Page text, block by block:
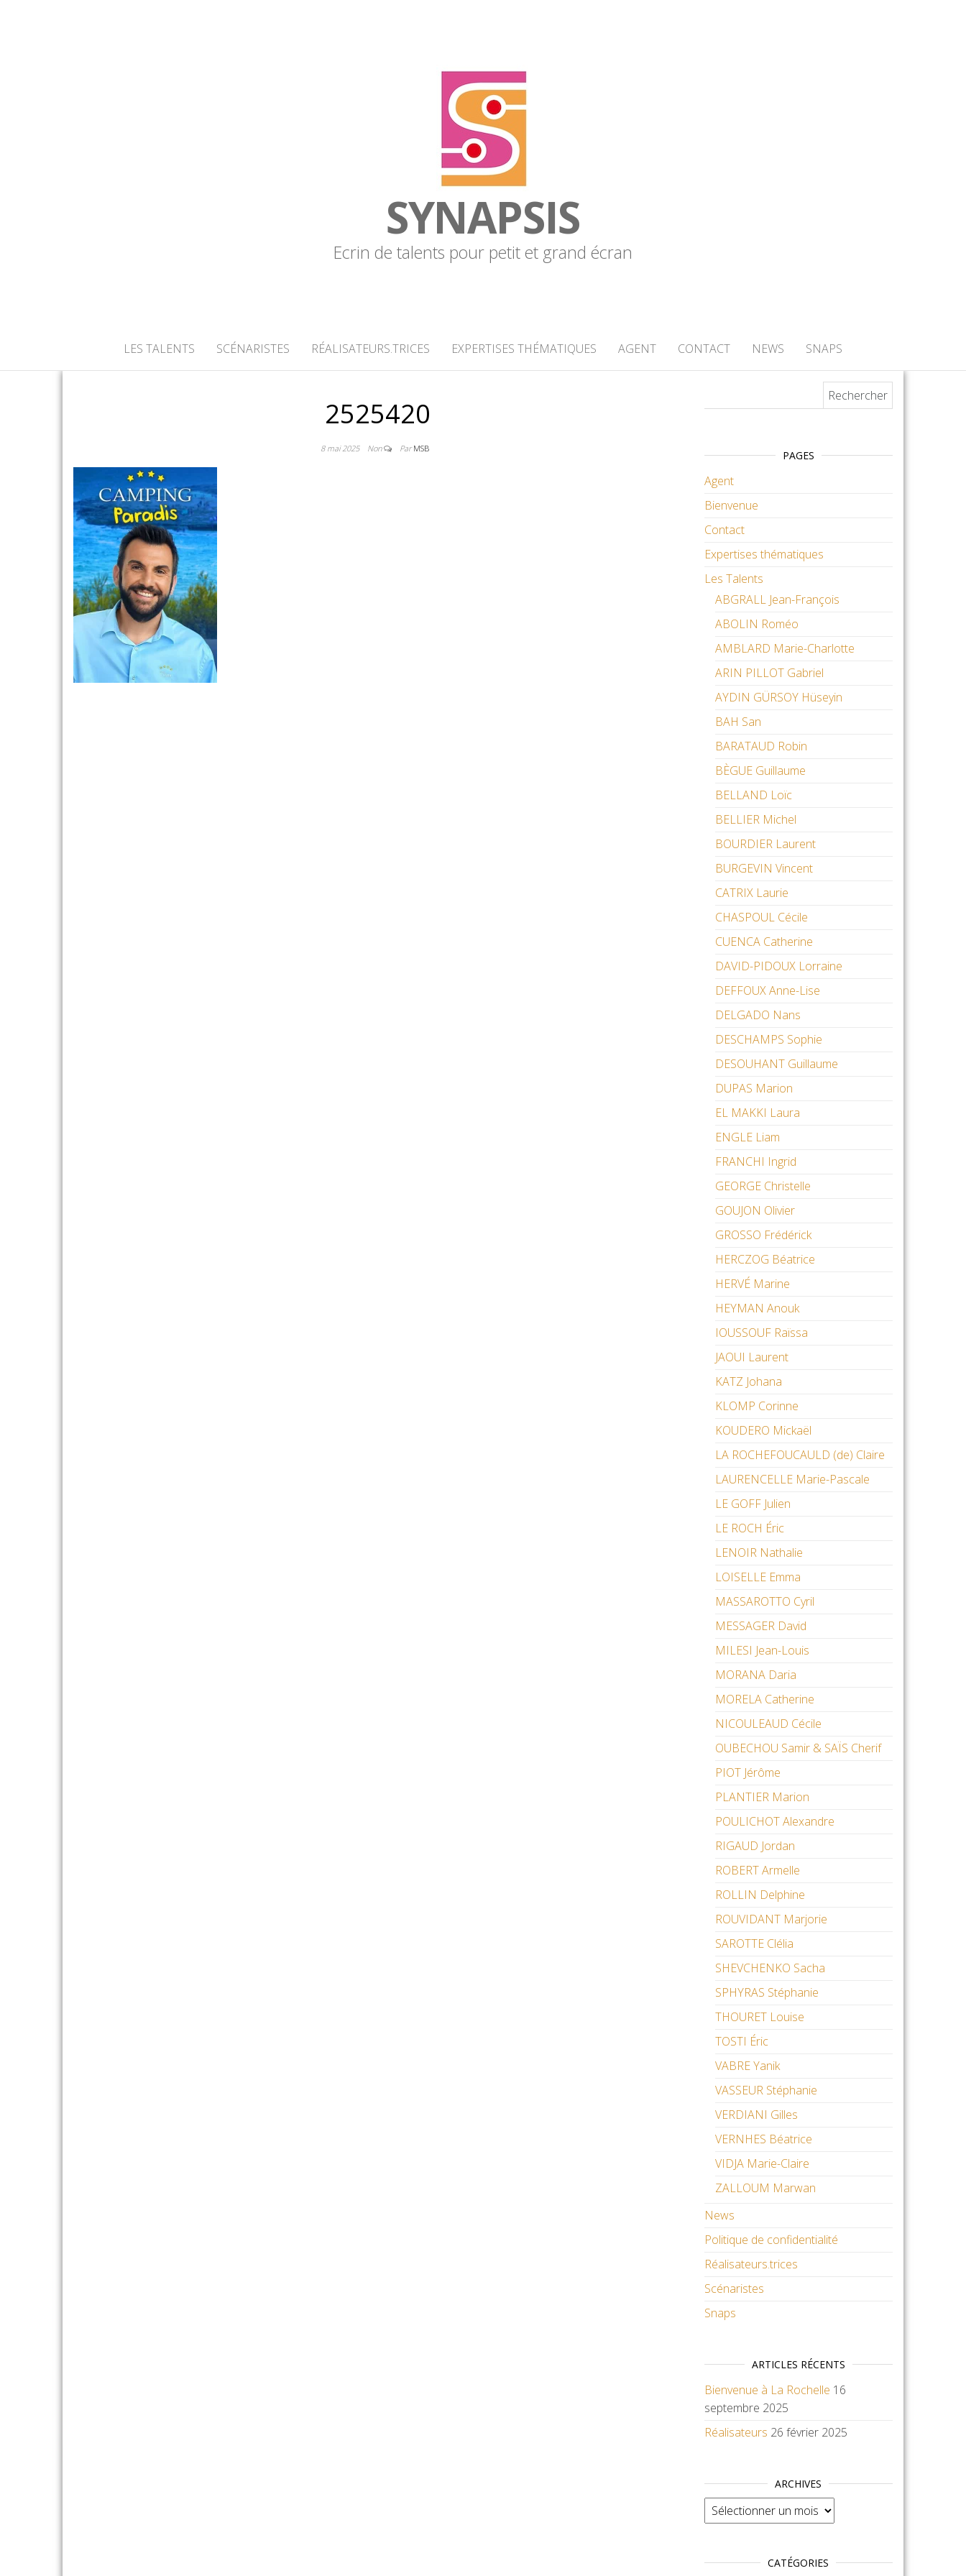
SYNAPSIS
Ecrin de talents pour petit et grand écran
LES TALENTS SCÉNARISTES RÉALISATEURS.TRICES EXPERTISES THÉMATIQUES AGENT CONTACT NEWS SNAPS
2525420
8 mai 2025 Non ParMSB
PAGES
Agent
Bienvenue
Contact
Expertises thématiques
Les Talents
ABGRALL Jean-François
ABOLIN Roméo
AMBLARD Marie-Charlotte
ARIN PILLOT Gabriel
AYDIN GÜRSOY Hüseyin
BAH San
BARATAUD Robin
BÈGUE Guillaume
BELLAND Loïc
BELLIER Michel
BOURDIER Laurent
BURGEVIN Vincent
CATRIX Laurie
CHASPOUL Cécile
CUENCA Catherine
DAVID-PIDOUX Lorraine
DEFFOUX Anne-Lise
DELGADO Nans
DESCHAMPS Sophie
DESOUHANT Guillaume
DUPAS Marion
EL MAKKI Laura
ENGLE Liam
FRANCHI Ingrid
GEORGE Christelle
GOUJON Olivier
GROSSO Frédérick
HERCZOG Béatrice
HERVÉ Marine
HEYMAN Anouk
IOUSSOUF Raïssa
JAOUI Laurent
KATZ Johana
KLOMP Corinne
KOUDERO Mickaël
LA ROCHEFOUCAULD (de) Claire
LAURENCELLE Marie-Pascale
LE GOFF Julien
LE ROCH Éric
LENOIR Nathalie
LOISELLE Emma
MASSAROTTO Cyril
MESSAGER David
MILESI Jean-Louis
MORANA Daria
MORELA Catherine
NICOULEAUD Cécile
OUBECHOU Samir & SAÏS Cherif
PIOT Jérôme
PLANTIER Marion
POULICHOT Alexandre
RIGAUD Jordan
ROBERT Armelle
ROLLIN Delphine
ROUVIDANT Marjorie
SAROTTE Clélia
SHEVCHENKO Sacha
SPHYRAS Stéphanie
THOURET Louise
TOSTI Éric
VABRE Yanik
VASSEUR Stéphanie
VERDIANI Gilles
VERNHES Béatrice
VIDJA Marie-Claire
ZALLOUM Marwan
News
Politique de confidentialité
Réalisateurs.trices
Scénaristes
Snaps
ARTICLES RÉCENTS
Bienvenue à La Rochelle 16
septembre 2025
Réalisateurs 26 février 2025
ARCHIVES
Archives
CATÉGORIES